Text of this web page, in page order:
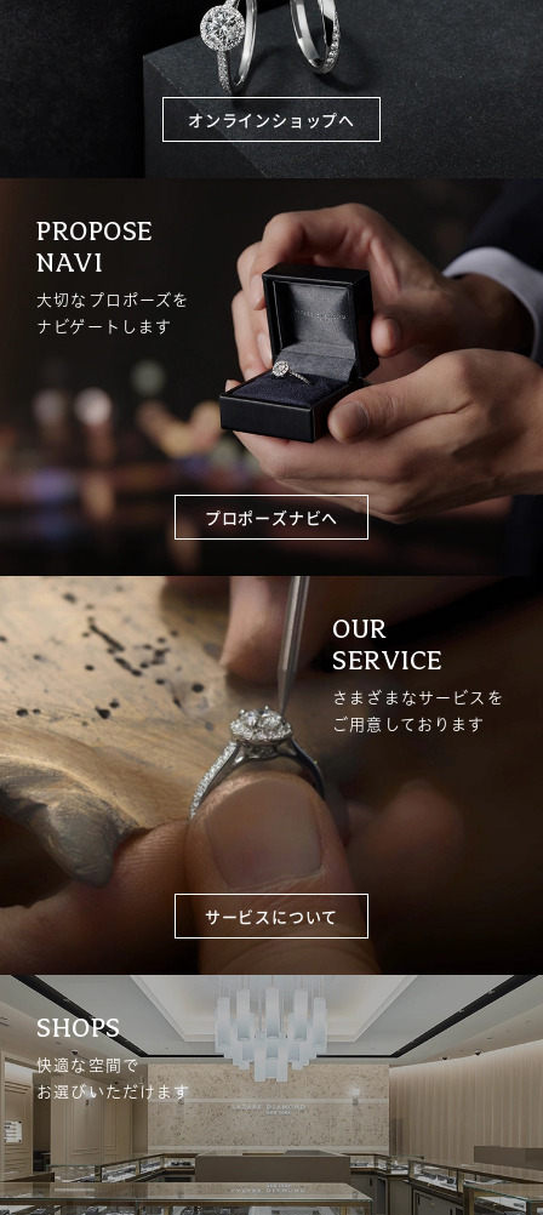
オンラインショップへ
PROPOSE
NAVI
大切なプロポーズを
ナビゲートします
プロポーズナビへ
OUR
SERVICE
さまざまなサービスを
ご用意しております
サービスについて
SHOPS
快適な空間で
お選びいただけます